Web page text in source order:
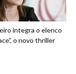
integra o elenco
o novo thriller